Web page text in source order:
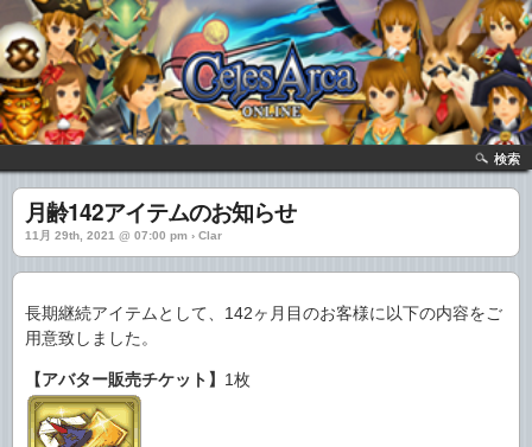
検索
月齢142アイテムのお知らせ
11月 29th, 2021 @ 07:00 pm › Clar
長期継続アイテムとして、142ヶ月目のお客様に以下の内容をご
用意致しました。
【アバター販売チケット】 1枚